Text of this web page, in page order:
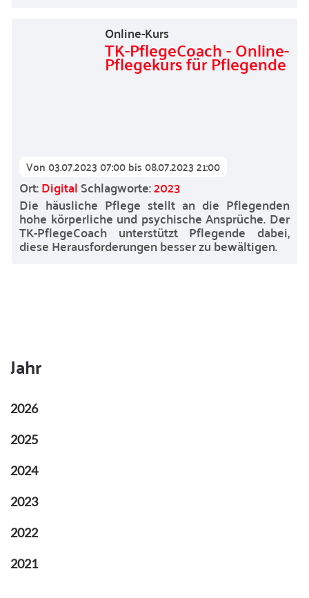
Online-Kurs
TK-PflegeCoach - Online-
Pflegekurs für Pflegende
Von03.07.2023 07:00bis08.07.2023 21:00
Ort:DigitalSchlagworte:2023
Die häusliche Pflege stellt an die Pflegenden
hohe körperliche und psychische Ansprüche. Der
TK-PflegeCoach unterstützt Pflegende dabei,
diese Herausforderungen besser zu bewältigen.
Jahr
2026
2025
2024
2023
2022
2021